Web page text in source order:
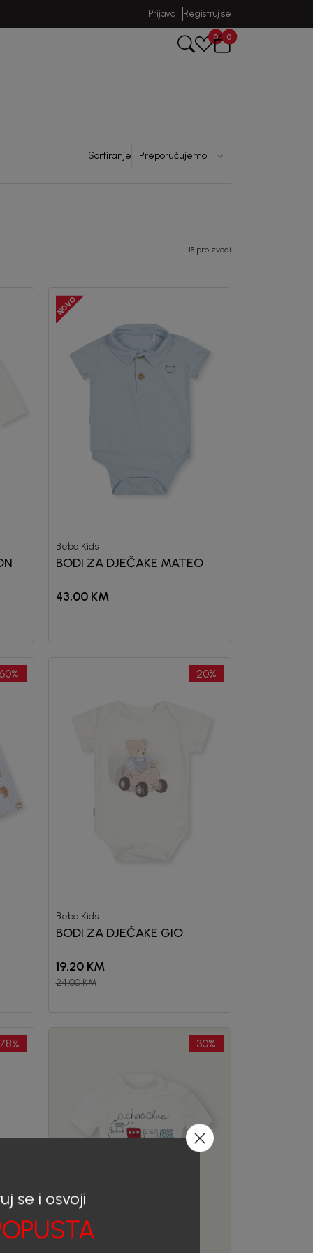
Prijava Registruj se
0 0
Sortiranje
18 proizvodi
Beba Kids
BODI ZA DJEČAKE MATEO
43,00 KM
60% 20%
Beba Kids
BODI ZA DJEČAKE GIO
19,20 KM
24,00KM
78% 30%
se i osvoji